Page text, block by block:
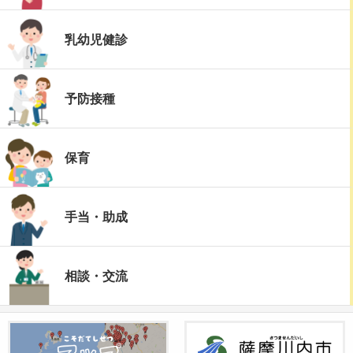
乳幼児健診
予防接種
保育
手当・助成
相談・交流